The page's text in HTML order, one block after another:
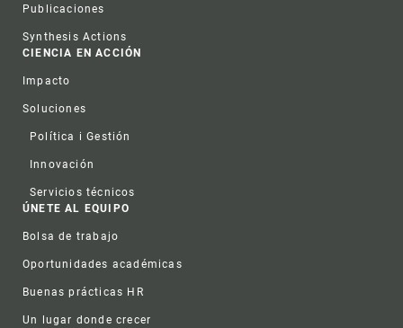
Publicaciones
Synthesis Actions
CIENCIA EN ACCIÓN
Impacto
Soluciones
Política i Gestión
Innovación
Servicios técnicos
ÚNETE AL EQUIPO
Bolsa de trabajo
Oportunidades académicas
Buenas prácticas HR
Un lugar donde crecer